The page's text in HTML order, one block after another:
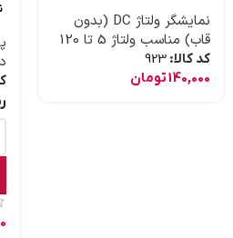
نمایشگر ولتاژ DC (بدون
قاب) مناسب ولتاژ 5 تا 120
ولت
کد کالا: 923
140,000تومان